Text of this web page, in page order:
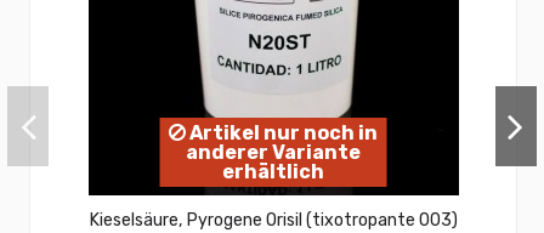
Artikel nur noch in
anderer Variante
erhältlich
Kieselsäure, Pyrogene Orisil (tixotropante 003)